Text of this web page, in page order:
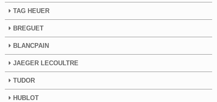
TAG HEUER
BREGUET
BLANCPAIN
JAEGER LECOULTRE
TUDOR
HUBLOT